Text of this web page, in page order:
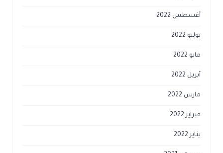
أغسطس 2022
يوليو 2022
مايو 2022
أبريل 2022
مارس 2022
فبراير 2022
يناير 2022